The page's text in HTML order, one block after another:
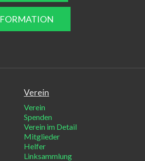
Verein
Verein
Spenden
Verein im Detail
Mitglieder
Helfer
Linksammlung